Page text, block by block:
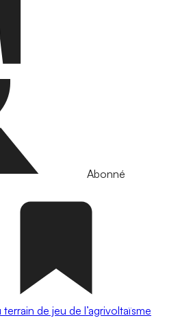
Abonné
de jeu de l’agrivoltaïsme